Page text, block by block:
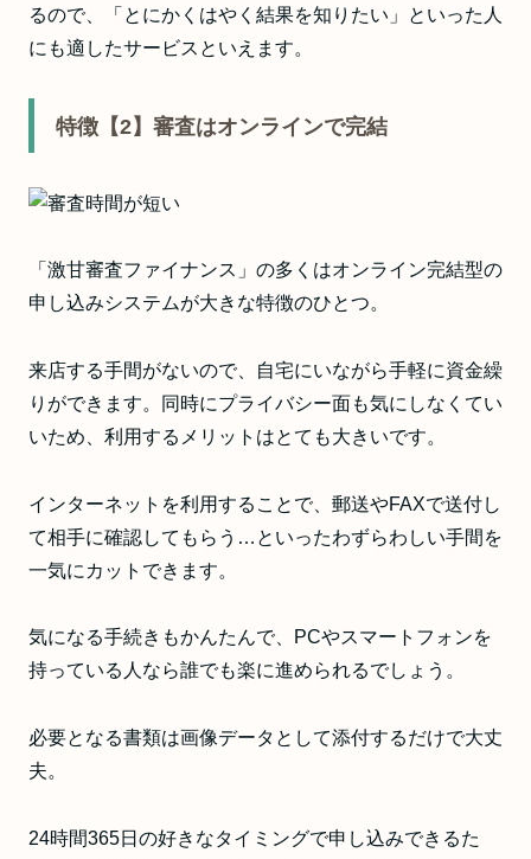
るので、「とにかくはやく結果を知りたい」といった人
にも適したサービスといえます。
特徴【2】審査はオンラインで完結
「激甘審査ファイナンス」の多くはオンライン完結型の
申し込みシステムが大きな特徴のひとつ。
来店する手間がないので、自宅にいながら手軽に資金繰
りができます。同時にプライバシー面も気にしなくてい
いため、利用するメリットはとても大きいです。
インターネットを利用することで、郵送やFAXで送付し
て相手に確認してもらう…といったわずらわしい手間を
一気にカットできます。
気になる手続きもかんたんで、PCやスマートフォンを
持っている人なら誰でも楽に進められるでしょう。
必要となる書類は画像データとして添付するだけで大丈
夫。
24時間365日の好きなタイミングで申し込みできるた